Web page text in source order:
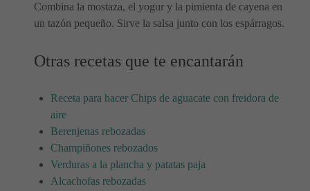
Combina la mostaza, el yogur y la pimienta de cayena en
un tazón pequeño. Sirve la salsa junto con los espárragos.
Otras recetas que te encantarán
Receta para hacer Chips de aguacate con freidora de
aire
Berenjenas rebozadas
Champiñones rebozados
Verduras a la plancha y patatas paja
Alcachofas rebozadas